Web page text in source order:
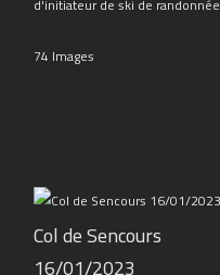
74 Images
Col de Sencours
16/01/2023